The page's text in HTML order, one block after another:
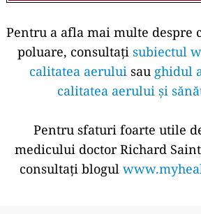
Pentru a afla mai multe despre
poluare, consultați subiectul
calitatea aerului sau ghidul
calitatea aerului și
Pentru sfaturi foarte utile
medicului doctor Richard
consultați blogul